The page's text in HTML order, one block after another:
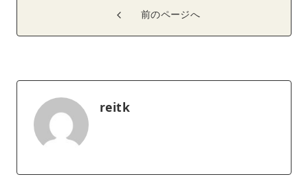
前のページへ
reitk